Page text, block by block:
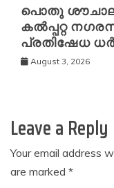
പൊതു
കൽപ്പറ്റ
പ്രതിഷേധ
August 3, 2026
Leave a Reply
Your email address
are marked *